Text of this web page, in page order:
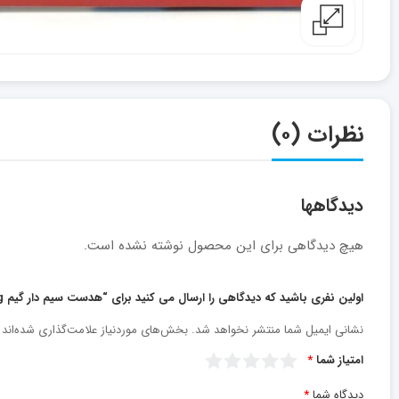
نظرات (۰)
دیدگاهها
هیچ دیدگاهی برای این محصول نوشته نشده است.
اولین نفری باشید که دیدگاهی را ارسال می کنید برای “هدست سیم دار گیم headset gaming مدل g1a”
نشانی ایمیل شما منتشر نخواهد شد. بخش‌های موردنیاز علامت‌گذاری
امتیاز شما*
دیدگاه شما*